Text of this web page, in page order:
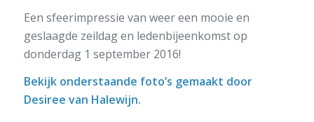
Een sfeerimpressie van weer een mooie en
geslaagde zeildag en ledenbijeenkomst op
donderdag 1 september 2016!
Bekijk onderstaande foto’s gemaakt door
Desiree van Halewijn.